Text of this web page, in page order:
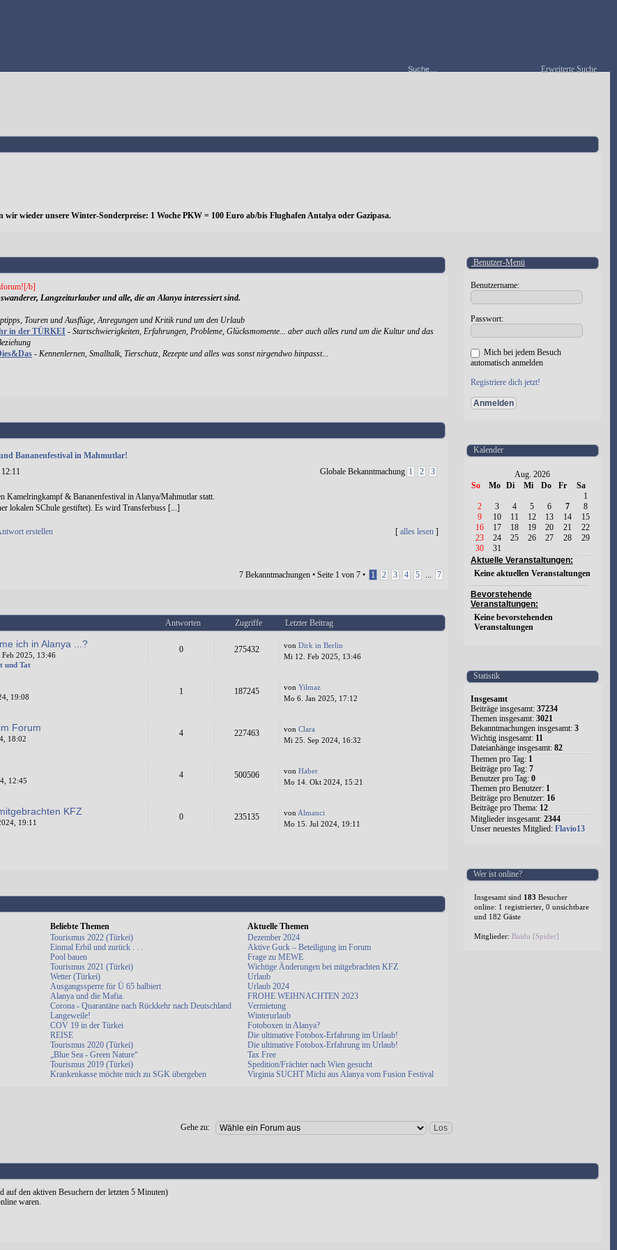
Erweiterte Suche
wir wieder unsere Winter-Sonderpreise: 1 Woche PKW = 100 Euro ab/bis Flughafen Antalya oder Gazipasa.
b]
Langzeiturlauber und alle, die an Alanya interessiert sind.
Touren und Ausflüge, Anregungen und Kritik rund um den Urlaub
in der TÜRKEI - Startschwierigkeiten, Erfahrungen, Probleme, Glücksmomente... aber auch alles rund um die Kultur und das
- Kennenlernen, Smalltalk, Tierschutz, Rezepte und alles was sonst nirgendwo hinpasst...
Bananenfestival in Mahmutlar!
1
2 3
Globale Bekanntmachung
Kamelringkampf & Bananenfestival in Alanya/Mahmutlar statt.
lokalen SChule gestiftet). Es wird Transferbuss [...]
erstellen [ alles lesen ]
7 Bekanntmachungen • Seite 1 von 7 • 1 2 3 4 5 ... 7
Antworten Zugriffe Letzter Beitrag
ich in Alanya ...?
2025, 13:46
und Tat
0 275432 von Dirk in Berlin
Mi 12. Feb 2025, 13:46
19:08
1 187245 von Yilmaz
Mo 6. Jan 2025, 17:12
Forum
18:02
4 227463 von Clara
Mi 25. Sep 2024, 16:32
12:45
4 500506 von Haber
Mo 14. Okt 2024, 15:21
KFZ
19:11
0 235135 von Almanci
Mo 15. Jul 2024, 19:11
Beliebte Themen
Aktuelle Themen
Tourismus 2022 (Türkei)
Einmal Erbil und zurück . . .
Pool bauen
Tourismus 2021 (Türkei)
Wetter (Türkei)
Ausgangssperre für Ü 65 halbiert
Alanya und die Mafia.
Corona - Quarantäne nach Rückkehr nach Deutschland
Langeweile!
COV 19 in der Türkei
REISE
Tourismus 2020 (Türkei)
„Blue Sea - Green Nature“
Tourismus 2019 (Türkei)
Krankenkasse möchte mich zu SGK übergeben
Dezember 2024
Aktive Guck – Beteiligung im Forum
Frage zu MEWE
Wichtige Änderungen bei mitgebrachten KFZ
Urlaub
Urlaub 2024
FROHE WEIHNACHTEN 2023
Vermietung
Winterurlaub
Fotoboxen in Alanya?
Die ultimative Fotobox-Erfahrung im Urlaub!
Die ultimative Fotobox-Erfahrung im Urlaub!
Tax Free
Spedition/Frächter nach Wien gesucht
Virginia SUCHT Michi aus Alanya vom Fusion Festival
Gehe zu:
Benutzer-Menü
Benutzername:
Passwort:
Mich bei jedem Besuch
automatisch anmelden
Registriere dich jetzt!
Kalender
Aug. 2026
So
Mo Di Mi Do Fr
Sa
1
2
3 4 5 6 7
8
9
10 11 12 13 14
15
16
17 18 19 20 21
22
23
24 25 26 27 28
29
30
31
Aktuelle Veranstaltungen:
Keine aktuellen Veranstaltungen
Bevorstehende
Veranstaltungen:
Keine bevorstehenden
Veranstaltungen
Statistik
Insgesamt
Beiträge insgesamt: 37234
Themen insgesamt: 3021
Bekanntmachungen insgesamt: 3
Wichtig insgesamt: 11
Dateianhänge insgesamt: 82
Themen pro Tag: 1
Beiträge pro Tag: 7
Benutzer pro Tag: 0
Themen pro Benutzer: 1
Beiträge pro Benutzer: 16
Beiträge pro Thema: 12
Mitglieder insgesamt: 2344
Unser neuestes Mitglied: Flavio13
Wer ist online?
Insgesamt sind 183 Besucher
online: 1 registrierter, 0 unsichtbare
und 182 Gäste
Mitglieder: Baidu [Spider]
auf den aktiven Besuchern der letzten 5 Minuten)
waren.